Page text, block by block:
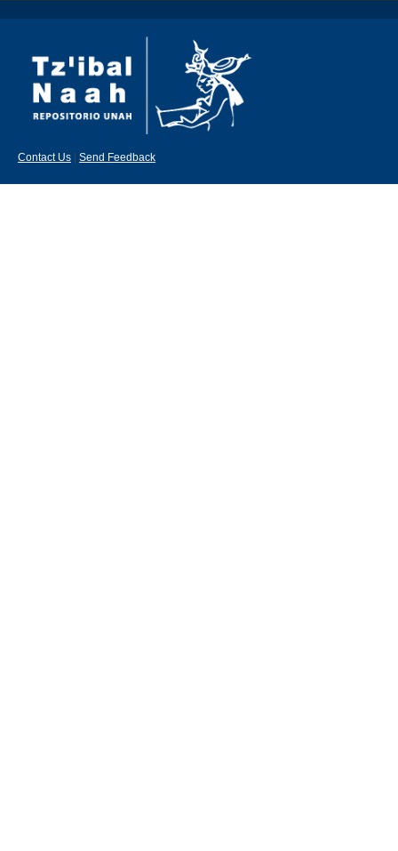
Contact Us Send Feedback